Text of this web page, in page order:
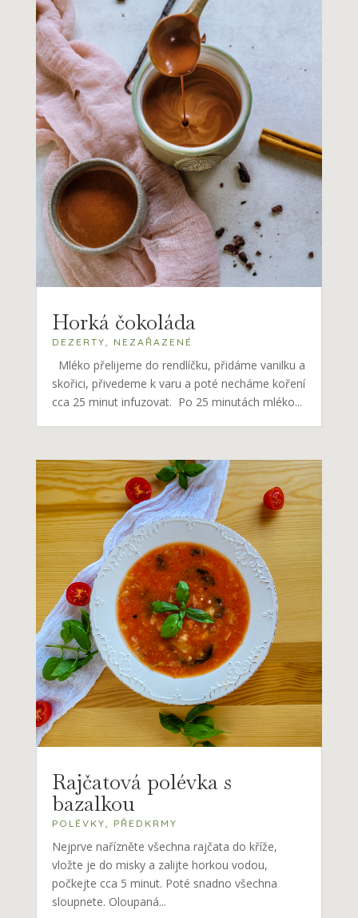
Horká čokoláda
DEZERTY NEZAŘAZENÉ
Mléko přelijeme do rendlíčku, přidáme vanilku a
skořici, přivedeme k varu a poté necháme koření
cca 25 minut infuzovat. Po 25 minutách mléko...
Rajčatová polévka s
bazalkou
POLÉVKY PŘEDKRMY
Nejprve nařízněte všechna rajčata do kříže,
vložte je do misky a zalijte horkou vodou,
počkejte cca 5 minut. Poté snadno všechna
sloupnete. Oloupaná...